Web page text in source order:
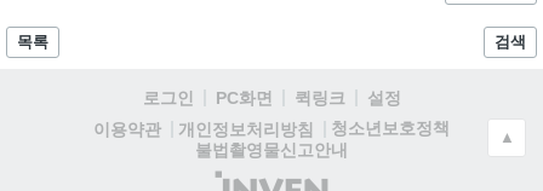
목록 검색
로그인 PC화면 퀵링크
설정
이용약관
개인정보처리방침
청소년보호정책
불법촬영물신고안내
(주)
▲